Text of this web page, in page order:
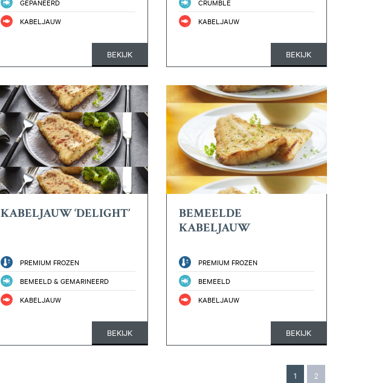
GEPANEERD
KABELJAUW
BEKIJK
CRUMBLE
KABELJAUW
BEKIJK
KABELJAUW ‘DELIGHT’
PREMIUM FROZEN
BEMEELD & GEMARINEERD
KABELJAUW
BEKIJK
BEMEELDE
KABELJAUW
PREMIUM FROZEN
BEMEELD
KABELJAUW
BEKIJK
1 2